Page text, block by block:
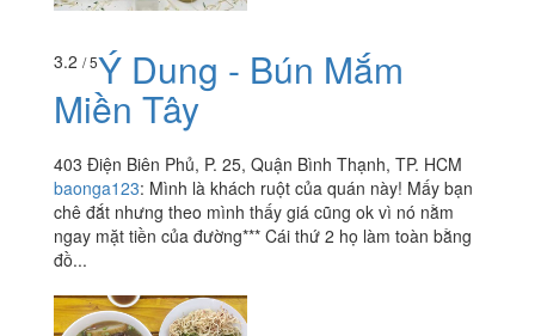
3.2 / 5Ý Dung - Bún Mắm
Miền Tây
403 Điện Biên Phủ, P. 25, Quận Bình Thạnh, TP. HCM
baonga123: Mình là khách ruột của quán này! Mấy bạn
chê đắt nhưng theo mình thấy giá cũng ok vì nó nằm
ngay mặt tiền của đường*** Cái thứ 2 họ làm toàn bằng
đồ...